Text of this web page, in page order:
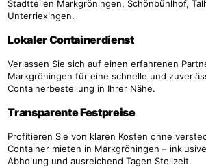
Stadtteilen Markgröningen, Schönbühlhof,
Unterriexingen.
Lokaler Containerdienst
Verlassen Sie sich auf einen erfahrenen
Markgröningen für eine schnelle und
Containerbestellung in Ihrer Nähe.
Transparente Festpreise
Profitieren Sie von klaren Kosten ohne
Container mieten in Markgröningen –
Abholung und ausreichend Tagen Stellzeit.